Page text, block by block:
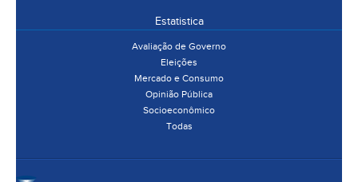
Estatistica
Avaliação de Governo
Eleições
Mercado e Consumo
Opinião Pública
Socioeconômico
Todas